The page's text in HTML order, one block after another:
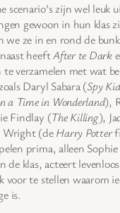
scenario’s zijn wel leuk
gewoon in hun klas
we ze in en rond de
heeftAfter te Dark
te verzamelen met wat
Daryl Sabara (Spy
a Time in Wonderland),
Findlay (The Killing),
Wright (deHarry Potter
prima, alleen
de klas, acteert
voor te stellen waarom
is.